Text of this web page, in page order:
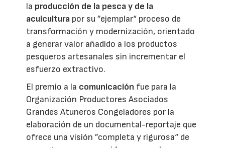
la producción de la pesca y de la
acuicultura por su ”ejemplar“ proceso de
transformación y modernización, orientado
a generar valor añadido a los productos
pesqueros artesanales sin incrementar el
esfuerzo extractivo.
El premio a la comunicación fue para la
Organización Productores Asociados
Grandes Atuneros Congeladores por la
elaboración de un documental-reportaje que
ofrece una visión ”completa y rigurosa“ de